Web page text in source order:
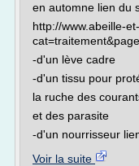
en automne lien du
http://www.abeille-
-d'un lève cadre
-d'un tissu pour
la ruche des
et des parasite
-d'un nourrisseur lien
Voir la suite